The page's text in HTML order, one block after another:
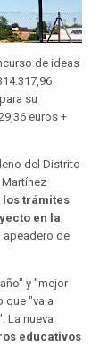
de ideas
su
euros +
del Distrito
trámites
en la
apeadero de
y "mejor
que "va a
La nueva
educativos